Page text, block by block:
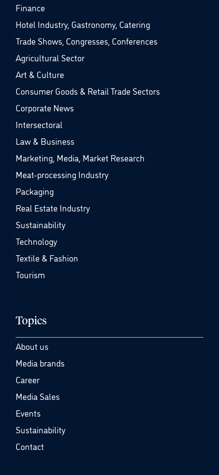
Finance
Hotel Industry, Gastronomy, Catering
Trade Shows, Congresses, Conferences
Agricultural Sector
Art & Culture
Consumer Goods & Retail Trade Sectors
Corporate News
Intersectoral
Law & Business
Marketing, Media, Market Research
Meat-processing Industry
Packaging
Real Estate Industry
Sustainability
Technology
Textile & Fashion
Tourism
Topics
About us
Media brands
Career
Media Sales
Events
Sustainability
Contact